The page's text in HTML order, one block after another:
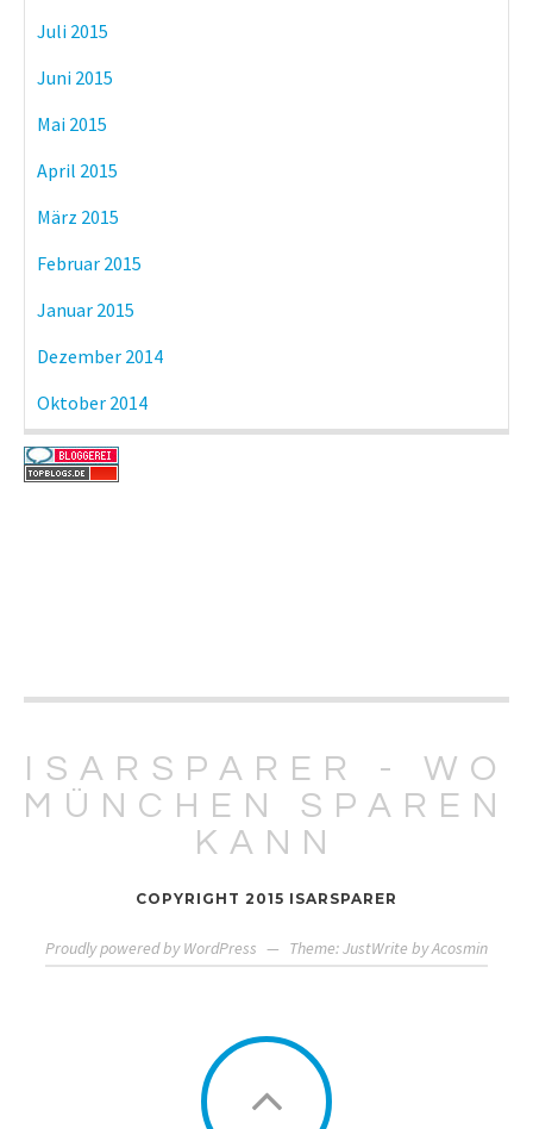
Juli 2015
Juni 2015
Mai 2015
April 2015
März 2015
Februar 2015
Januar 2015
Dezember 2014
Oktober 2014
ISARSPARER - WO
MÜNCHEN SPAREN
KANN
COPYRIGHT 2015 ISARSPARER
Proudly powered by WordPress — Theme: JustWrite byAcosmin